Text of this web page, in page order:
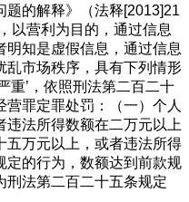
题的解释》（法释[2013]21
以营利为目的，通过信息
明知是虚假信息，通过信息
乱市场秩序，具有下列情形
重’，依照刑法第二百二十
罪定罪处罚：（一）个人
法所得数额在二万元以上
五万元以上，或者违法所得
定的行为，数额达到前款规
刑法第二百二十五条规定